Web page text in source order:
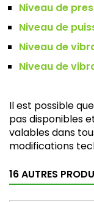
Niveau de
Niveau de
Niveau de
Niveau de
Il est possible
pas disponibles
valables dans
modifications
16 AUTRES